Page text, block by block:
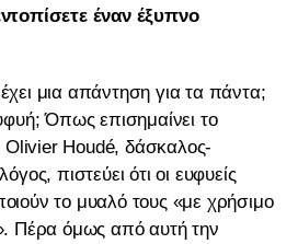
έναν έξυπνο
μια απάντηση για τα πάντα;
Όπως επισημαίνει το
Olivier Houdé, δάσκαλος-
πιστεύει ότι οι ευφυείς
το μυαλό τους «με χρήσιμο
Πέρα όμως από αυτή την